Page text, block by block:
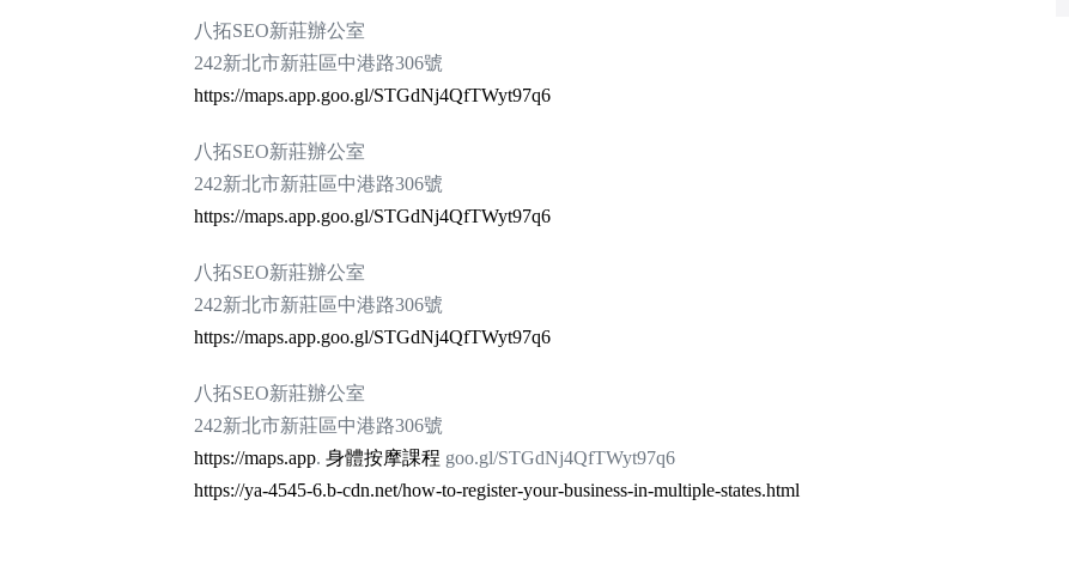
八拓SEO新莊辦公室
242新北市新莊區中港路306號
https://maps.app.goo.gl/STGdNj4QfTWyt97q6
八拓SEO新莊辦公室
242新北市新莊區中港路306號
https://maps.app.goo.gl/STGdNj4QfTWyt97q6
八拓SEO新莊辦公室
242新北市新莊區中港路306號
https://maps.app.goo.gl/STGdNj4QfTWyt97q6
八拓SEO新莊辦公室
242新北市新莊區中港路306號
https://maps.app. 身體按摩課程 goo.gl/STGdNj4QfTWyt97q6
https://ya-4545-6.b-cdn.net/how-to-register-your-business-in-multiple-states.html